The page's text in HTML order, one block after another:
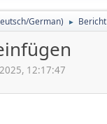
German) ► Bericht
12:17:47